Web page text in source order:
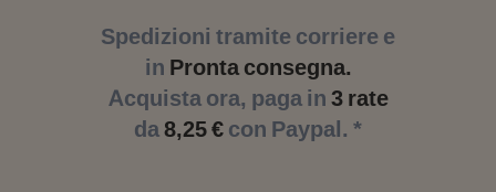
Spedizioni tramite corriere e
in Pronta consegna.
Acquista ora, paga in 3 rate
da8,25 € con Paypal. *